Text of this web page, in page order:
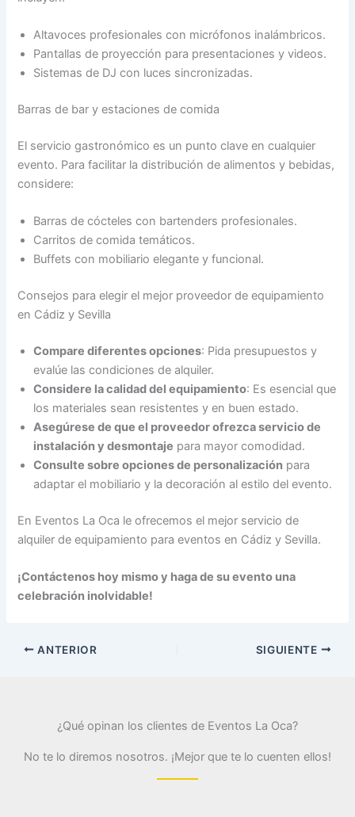
Altavoces profesionales con micrófonos inalámbricos.
Pantallas de proyección para presentaciones y videos.
Sistemas de DJ con luces sincronizadas.
Barras de bar y estaciones de comida
El servicio gastronómico es un punto clave en cualquier
evento. Para facilitar la distribución de alimentos y bebidas,
considere:
Barras de cócteles con bartenders profesionales.
Carritos de comida temáticos.
Buffets con mobiliario elegante y funcional.
Consejos para elegir el mejor proveedor de equipamiento
en Cádiz y Sevilla
Compare diferentes opciones: Pida presupuestos y
evalúe las condiciones de alquiler.
Considere la calidad del equipamiento: Es esencial que
los materiales sean resistentes y en buen estado.
Asegúrese de que el proveedor ofrezca servicio de
instalación y desmontaje para mayor comodidad.
Consulte sobre opciones de personalización para
adaptar el mobiliario y la decoración al estilo del evento.
En Eventos La Oca le ofrecemos el mejor servicio de
alquiler de equipamiento para eventos en Cádiz y Sevilla.
¡Contáctenos hoy mismo y haga de su evento una
celebración inolvidable!
ANTERIOR SIGUIENTE
¿Qué opinan los clientes de Eventos La Oca?
No te lo diremos nosotros. ¡Mejor que te lo cuenten ellos!